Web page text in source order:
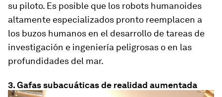
su piloto. Es posible que los robots humanoides
altamente especializados pronto reemplacen a
los buzos humanos en el desarrollo de tareas de
investigación e ingeniería peligrosas o en las
profundidades del mar.
3. Gafas subacuáticas de realidad aumentada